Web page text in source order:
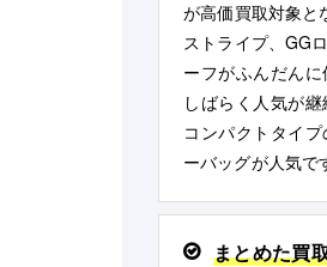
が高価買取対象と
ストライプ、GG
ーフがふんだん
しばらく人気が
コンパクトタイ
ーバッグが人気で
まとめた買